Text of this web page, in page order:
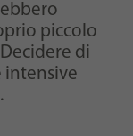
piccolo
di
intensive